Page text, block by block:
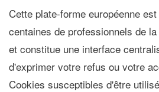
Cette plate-forme européenne
centaines de professionnels de
et constitue une interface
d'exprimer votre refus ou votre
Cookies susceptibles d'être